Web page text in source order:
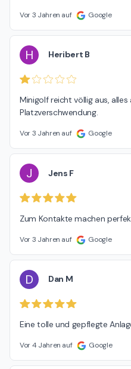
Vor 3 Jahren auf Google
H Heribert B
Minigolf reicht völlig aus,
Platzverschwendung.
Vor 3 Jahren auf Google
J Jens F
Zum Kontakte machen
Vor 3 Jahren auf Google
D Dan M
Eine tolle und gepflegte
Vor 4 Jahren auf Google